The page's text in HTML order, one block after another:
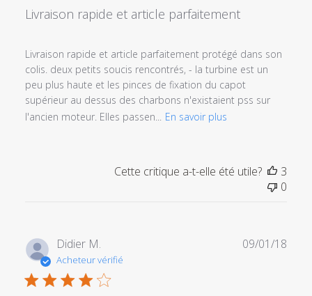
Livraison rapide et article parfaitement
Livraison rapide et article parfaitement protégé dans son
colis. deux petits soucis rencontrés, - la turbine est un
peu plus haute et les pinces de fixation du capot
supérieur au dessus des charbons n'existaient pss sur
l'ancien moteur. Elles passen...
En savoir plus
Cette critique a-t-elle été utile?
3
0
Didier M.
Acheteur vérifié
09/01/18